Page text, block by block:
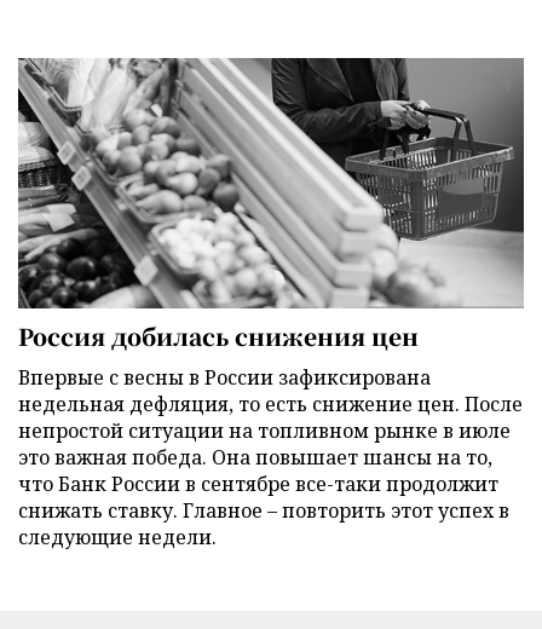
Россия добилась снижения цен
Впервые с весны в России зафиксирована
недельная дефляция, то есть снижение цен. После
непростой ситуации на топливном рынке в июле
это важная победа. Она повышает шансы на то,
что Банк России в сентябре все-таки продолжит
снижать ставку. Главное – повторить этот успех в
следующие недели.